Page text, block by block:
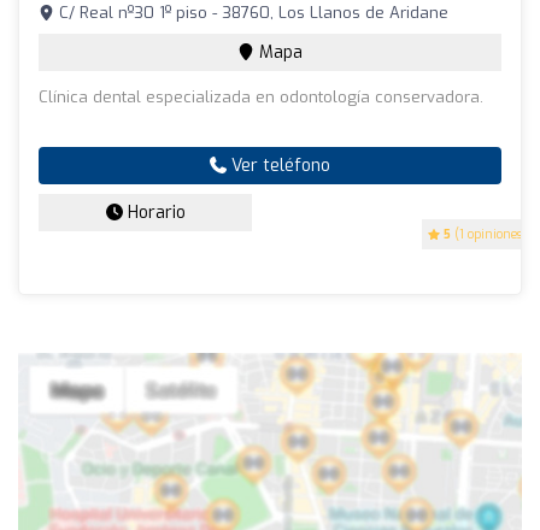
5 (1 opiniones)
C/ Real nº30 1º piso - 38760, Los Llanos de Aridane
Mapa
Clínica dental especializada en odontología conservadora.
Ver teléfono
Horario